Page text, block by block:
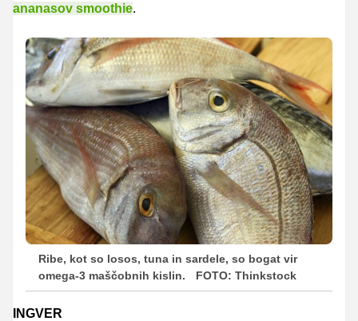
ananasov smoothie.
Ribe, kot so losos, tuna in sardele, so bogat vir
omega-3 maščobnih kislin.
FOTO: Thinkstock
INGVER